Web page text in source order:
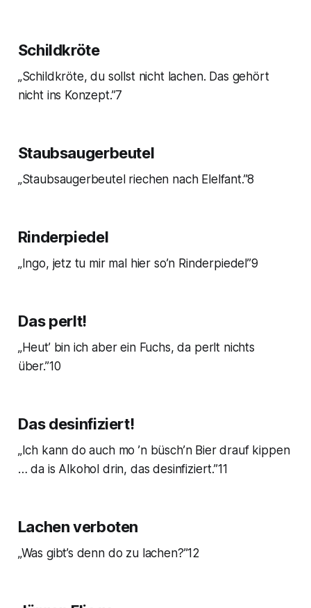
Schildkröte
„Schildkröte, du sollst nicht lachen. Das gehört
nicht ins Konzept.”7
Staubsaugerbeutel
„Staubsaugerbeutel riechen nach Elelfant.”8
Rinderpiedel
„Ingo, jetz tu mir mal hier so’n Rinderpiedel”9
Das perlt!
„Heut’ bin ich aber ein Fuchs, da perlt nichts
über.”10
Das desinfiziert!
„Ich kann do auch mo ’n büsch’n Bier drauf kippen
… da is Alkohol drin, das desinfiziert.”11
Lachen verboten
„Was gibt’s denn do zu lachen?”12